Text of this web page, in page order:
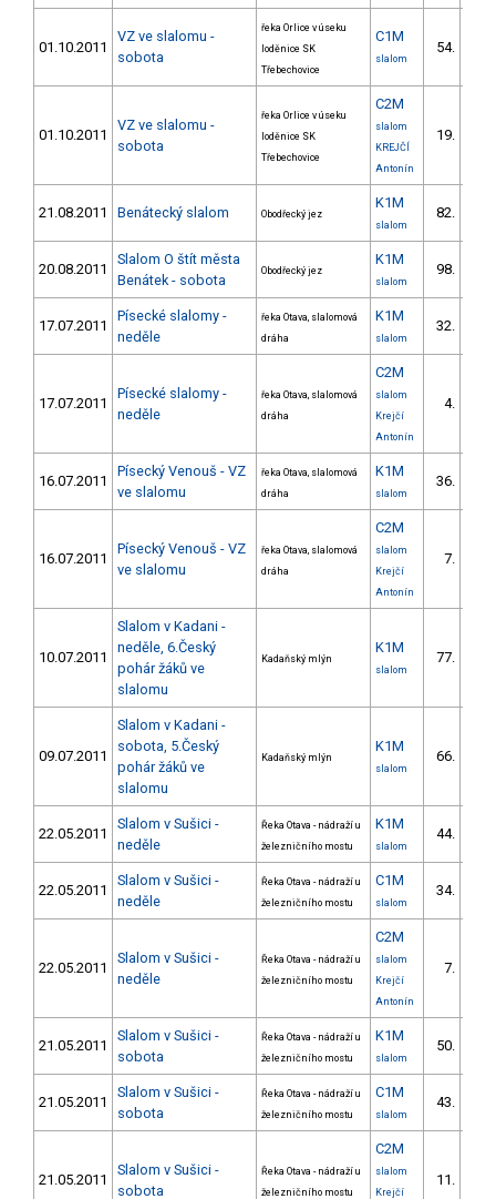
01.10.2011
VZ ve slalomu -
sobota
řeka Orlice v úseku
loděnice SK
Třebechovice
C1M
slalom
54.
01.10.2011
VZ ve slalomu -
sobota
řeka Orlice v úseku
loděnice SK
Třebechovice
C2M
slalom
KREJČÍ
Antonín
19.
21.08.2011 Benátecký slalom Obodřecký jez
K1M
slalom
82.
20.08.2011
Slalom O štít města
Benátek - sobota
Obodřecký jez
K1M
slalom
98.
17.07.2011
Písecké slalomy -
neděle
řeka Otava, slalomová
dráha
K1M
slalom
32.
17.07.2011
Písecké slalomy -
neděle
řeka Otava, slalomová
dráha
C2M
slalom
Krejčí
Antonín
4.
16.07.2011
Písecký Venouš - VZ
ve slalomu
řeka Otava, slalomová
dráha
K1M
slalom
36.
16.07.2011
Písecký Venouš - VZ
ve slalomu
řeka Otava, slalomová
dráha
C2M
slalom
Krejčí
Antonín
7.
10.07.2011
Slalom v Kadani -
neděle, 6.Český
pohár žáků ve
slalomu
Kadaňský mlýn
K1M
slalom
77.
09.07.2011
Slalom v Kadani -
sobota, 5.Český
pohár žáků ve
slalomu
Kadaňský mlýn
K1M
slalom
66.
22.05.2011
Slalom v Sušici -
neděle
Řeka Otava - nádraží u
železničního mostu
K1M
slalom
44.
22.05.2011
Slalom v Sušici -
neděle
Řeka Otava - nádraží u
železničního mostu
C1M
slalom
34.
22.05.2011
Slalom v Sušici -
neděle
Řeka Otava - nádraží u
železničního mostu
C2M
slalom
Krejčí
Antonín
7.
21.05.2011
Slalom v Sušici -
sobota
Řeka Otava - nádraží u
železničního mostu
K1M
slalom
50.
21.05.2011
Slalom v Sušici -
sobota
Řeka Otava - nádraží u
železničního mostu
C1M
slalom
43.
21.05.2011
Slalom v Sušici -
sobota
Řeka Otava - nádraží u
železničního mostu
C2M
slalom
Krejčí
11.